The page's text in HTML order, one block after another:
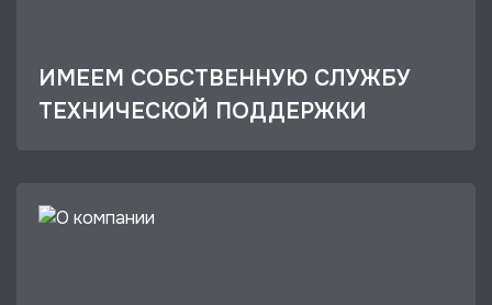
ИМЕЕМ СОБСТВЕННУЮ СЛУЖБУ
ТЕХНИЧЕСКОЙ ПОДДЕРЖКИ